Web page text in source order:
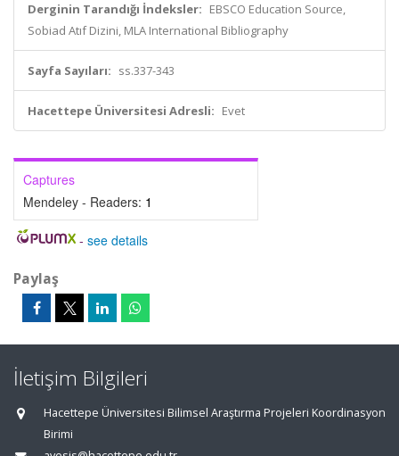
Derginin Tarandığı İndeksler: EBSCO Education Source,
Sobiad Atıf Dizini, MLA International Bibliography
Sayfa Sayıları: ss.337-343
Hacettepe Üniversitesi Adresli: Evet
Captures
Mendeley - Readers: 1
- see details
Paylaş
İletişim Bilgileri
Hacettepe Üniversitesi Bilimsel Araştırma Projeleri Koordinasyon
Birimi